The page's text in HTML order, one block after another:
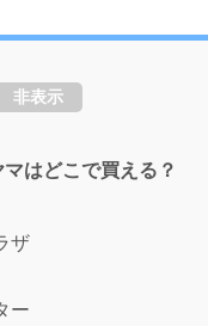
非表示
はどこで買える？
ザ
ー